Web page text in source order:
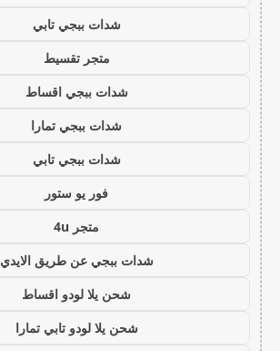
شدات ببجي تابي
متجر تقسيط
شدات ببجي اقساط
شدات ببجي تمارا
شدات ببجي تابي
فور يو ستور
متجر 4u
شدات ببجي عن طريق الايدي
شحن يلا لودو اقساط
شحن يلا لودو تابي تمارا